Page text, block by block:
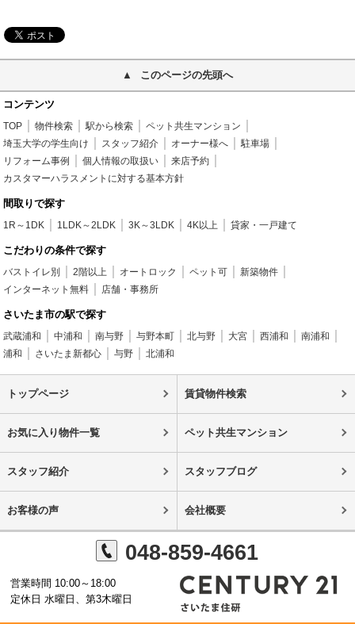
このページの先頭へ
コンテンツ
TOP 物件検索 駅から検索
ペット共生マンション
埼玉大学の学生向け
スタッフ紹介 オーナー様へ
駐車場
リフォーム事例
個人情報の取扱い
来店予約
カスタマーハラスメントに対する基本方針
間取りで探す
1R～1DK 1LDK～2LDK 3K～3LDK 4K以上 貸家・一戸建て
こだわりの条件で探す
バストイレ別 2階以上 オートロック ペット可
新築物件
インターネット無料
店舗・事務所
さいたま市の駅で探す
武蔵浦和 中浦和 南与野 与野本町 北与野 大宮 西浦和
南浦和
浦和
さいたま新都心 与野 北浦和
トップページ 賃貸物件検索
お気に入り物件一覧 ペット共生マンション
スタッフ紹介 スタッフブログ
お客様の声 会社概要
048-859-4661
営業時間 10:00～18:00
定休日 水曜日、第3木曜日